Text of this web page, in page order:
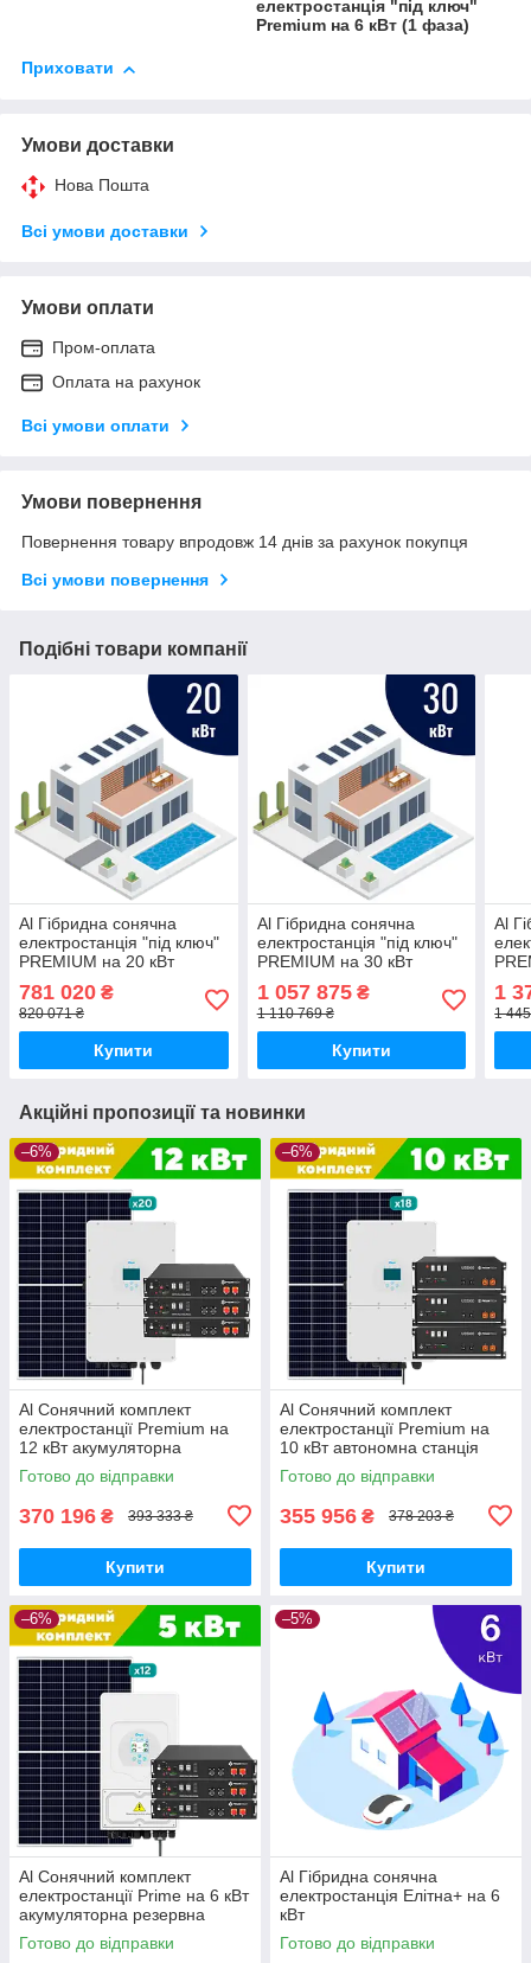
електростанція "під ключ"
Premium на 6 кВт (1 фаза)
Приховати
Умови доставки
Нова Пошта
Всі умови доставки
Умови оплати
Пром-оплата
Оплата на рахунок
Всі умови оплати
Умови повернення
Повернення товару впродовж 14 днів за рахунок покупця
Всі умови повернення
Подібні товари компанії
Al Гібридна сонячна
електростанція "під ключ"
PREMIUM на 20 кВт
781 020 ₴
820 071 ₴
Купити
Al Гібридна сонячна
електростанція "під ключ"
PREMIUM на 30 кВт
1 057 875₴
1 110 769 ₴
Купити
Al
1
1
Акційні пропозиції та новинки
–6%
Al Сонячний комплект
електростанції Premium на
12 кВт акумуляторна
резервна система
безперебійного живлення
Готово до відправки
370 196 ₴ 393 333 ₴
Купити
–6%
Al Сонячний комплект
електростанції Premium на
10 кВт автономна станція
резервного живлення з АКБ
СЕС
Готово до відправки
355 956 ₴ 378 203 ₴
Купити
–6%
Al Сонячний комплект
електростанції Prime на 6 кВт
акумуляторна резервна
система безперебійного
живлення
Готово до відправки
–5%
Al Гібридна сонячна
електростанція Елітна+ на 6
кВт
Готово до відправки